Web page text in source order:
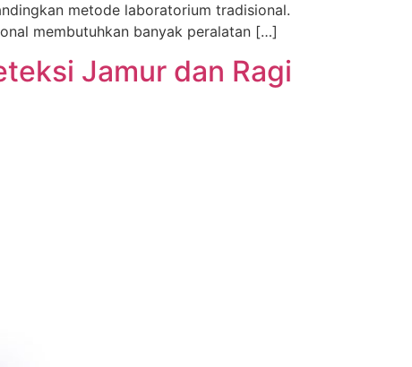
metode laboratorium tradisional.
membutuhkan banyak peralatan […]
Jamur dan Ragi